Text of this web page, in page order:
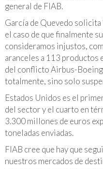
general de FIAB.
García de Quevedo
el caso de que finalmente
consideramos injustos,
aranceles a 113 productos
del conflicto Airbus-
totalmente, sino solo
Estados Unidos es el
del sector y el cuarto en
3.300 millones de euros
toneladas enviadas.
FIAB cree que hay que
nuestros mercados de